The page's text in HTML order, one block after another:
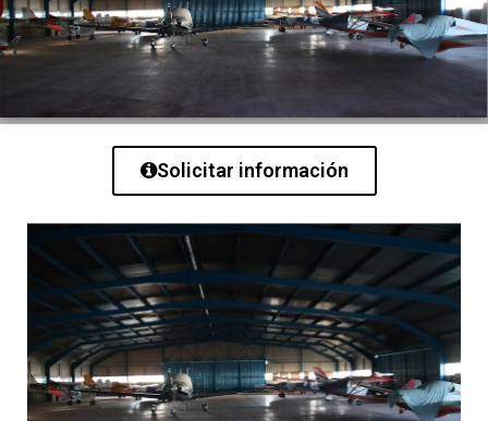
Solicitar información